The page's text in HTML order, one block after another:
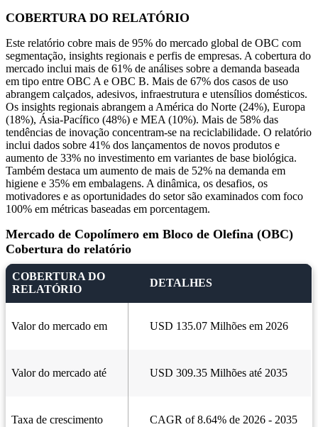
COBERTURA DO RELATÓRIO
Este relatório cobre mais de 95% do mercado global de OBC com
segmentação, insights regionais e perfis de empresas. A cobertura do
mercado inclui mais de 61% de análises sobre a demanda baseada
em tipo entre OBC A e OBC B. Mais de 67% dos casos de uso
abrangem calçados, adesivos, infraestrutura e utensílios domésticos.
Os insights regionais abrangem a América do Norte (24%), Europa
(18%), Ásia-Pacífico (48%) e MEA (10%). Mais de 58% das
tendências de inovação concentram-se na reciclabilidade. O relatório
inclui dados sobre 41% dos lançamentos de novos produtos e
aumento de 33% no investimento em variantes de base biológica.
Também destaca um aumento de mais de 52% na demanda em
higiene e 35% em embalagens. A dinâmica, os desafios, os
motivadores e as oportunidades do setor são examinados com foco
100% em métricas baseadas em porcentagem.
Mercado de Copolímero em Bloco de Olefina (OBC)
Cobertura do relatório
COBERTURA DO
RELATÓRIO
DETALHES
Valor do mercado em USD 135.07 Milhões em 2026
Valor do mercado até USD 309.35 Milhões até 2035
Taxa de crescimento CAGR of 8.64% de 2026 - 2035